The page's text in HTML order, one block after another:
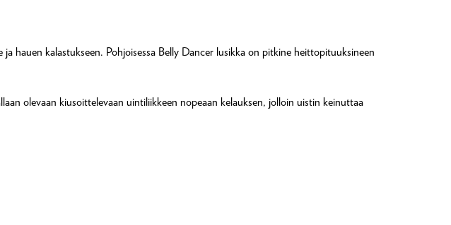
hauen kalastukseen. Pohjoisessa Belly Dancer lusikka on pitkine heittopituuksineen
olevaan kiusoittelevaan uintiliikkeen nopeaan kelauksen, jolloin uistin keinuttaa